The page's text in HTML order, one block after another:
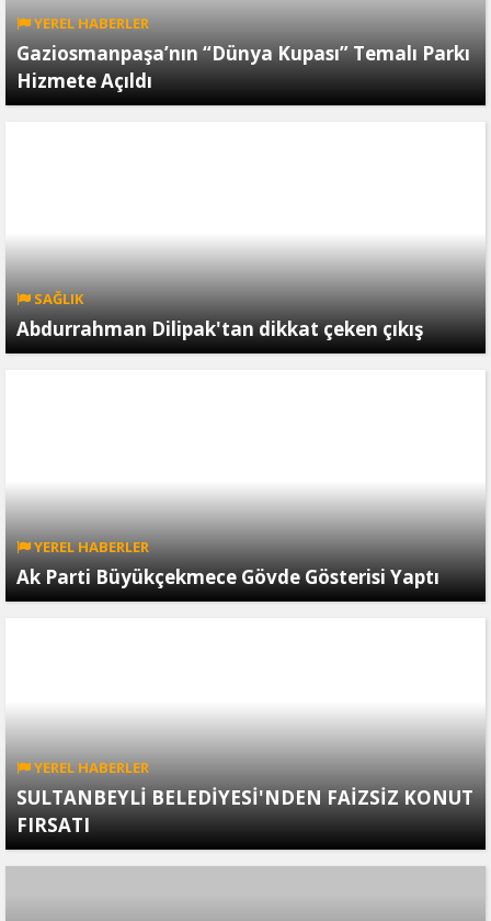
YEREL HABERLER
Gaziosmanpaşa’nın “Dünya Kupası” Temalı Parkı
Hizmete Açıldı
SAĞLIK
Abdurrahman Dilipak'tan dikkat çeken çıkış
YEREL HABERLER
Ak Parti Büyükçekmece Gövde Gösterisi Yaptı
YEREL HABERLER
SULTANBEYLİ BELEDİYESİ'NDEN FAİZSİZ KONUT
FIRSATI